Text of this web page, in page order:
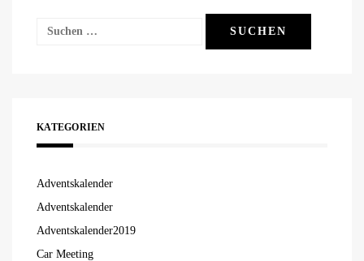
Suchen
KATEGORIEN
Adventskalender
Adventskalender
Adventskalender2019
Car Meeting